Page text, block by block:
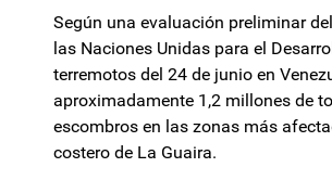
Según una evaluación preliminar
las Naciones Unidas para el
terremotos del 24 de junio en
aproximadamente 1,2 millones de
escombros en las zonas más
costero de La Guaira.